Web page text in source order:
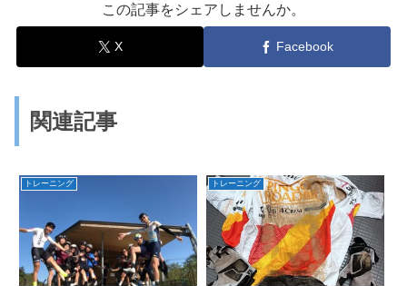
この記事をシェアしませんか。
X Facebook
関連記事
トレーニング トレーニング